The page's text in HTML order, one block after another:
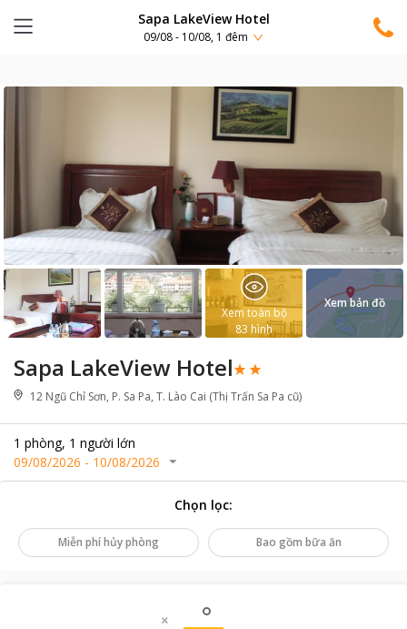
Sapa LakeView Hotel
09/08 - 10/08, 1 đêm
Sapa LakeView Hotel
12 Ngũ Chỉ Sơn, P. Sa Pa, T. Lào Cai (Thị Trấn Sa Pa cũ)
1 phòng, 1 người lớn
09/08/2026 - 10/08/2026
Xem toàn bộ
83 hình
Xem bản đồ
Chọn lọc:
Miễn phí hủy phòng Bao gồm bữa ăn